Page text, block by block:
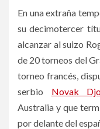
En una extraña
su decimotercer
alcanzar al suizo
de 20 torneos del
torneo francés,
serbio Novak
Australia y que
por delante del